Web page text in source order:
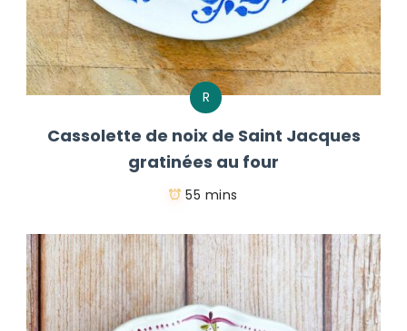
R
Cassolette de noix de Saint Jacques
gratinées au four
55 mins